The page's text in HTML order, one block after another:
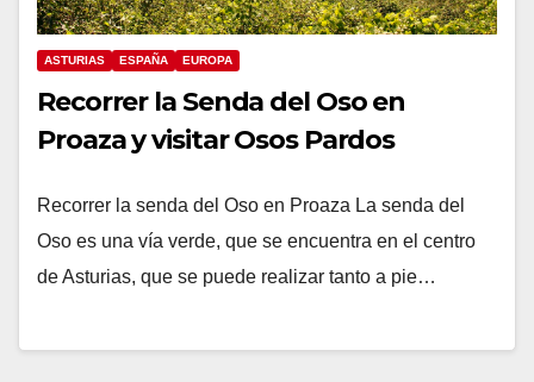
ASTURIAS ESPAÑA EUROPA
Recorrer la Senda del Oso en
Proaza y visitar Osos Pardos
Recorrer la senda del Oso en Proaza La senda del
Oso es una vía verde, que se encuentra en el centro
de Asturias, que se puede realizar tanto a pie…